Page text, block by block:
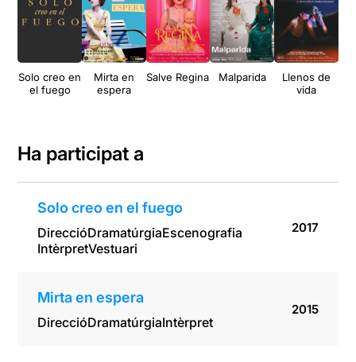
Solo creo en
el fuego
Mirta en
espera
Salve Regina Malparida
Llenos de
vida
Ha participat a
Solo creo en el fuego
DireccióDramatúrgiaEscenografia
IntèrpretVestuari
2017
Mirta en espera
DireccióDramatúrgiaIntèrpret
2015